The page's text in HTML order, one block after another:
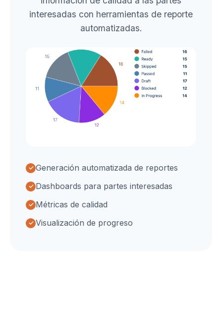
interesadas con herramientas de reporte
automatizadas.
Generación automatizada de reportes
Dashboards para partes interesadas
Métricas de calidad
Visualización de progreso